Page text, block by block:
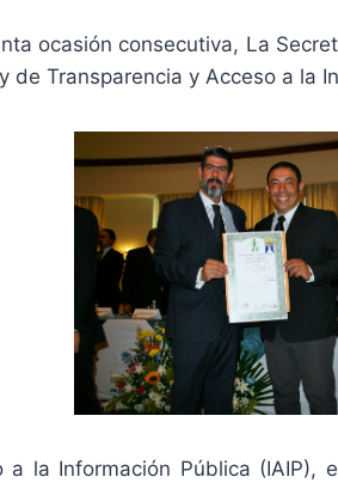
ocasión consecutiva, La
Transparencia y Acceso a la
la Información Pública